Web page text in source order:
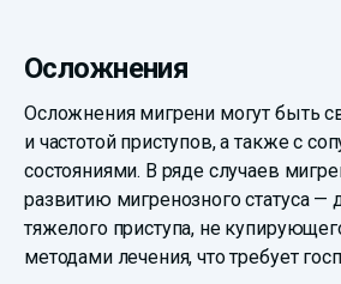
Осложнения
Осложнения мигрени могут быть
и частотой приступов, а также с
состояниями. В ряде случаев
развитию мигренозного статуса —
тяжелого приступа, не
методами лечения, что требует